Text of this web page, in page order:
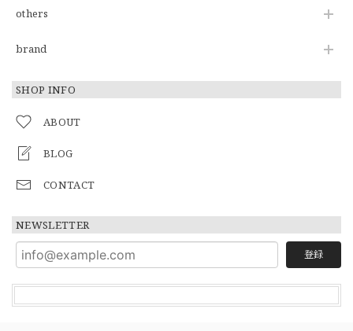
others
brand
SHOP INFO
ABOUT
BLOG
CONTACT
NEWSLETTER
登録